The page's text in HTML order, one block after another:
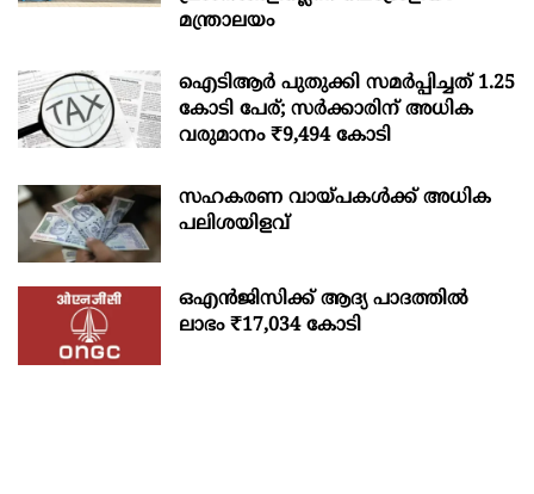
മന്ത്രാലയം
ഐടിആര്‍ പുതുക്കി സമർപ്പിച്ചത് 1.25
കോടി പേര്; സർക്കാരിന് അധിക
വരുമാനം ₹9,494 കോടി
സഹകരണ വായ്പകള്‍ക്ക് അധിക
പലിശയിളവ്
ഒഎന്‍ജിസിക്ക് ആദ്യ പാദത്തില്‍
ലാഭം ₹17,034 കോടി